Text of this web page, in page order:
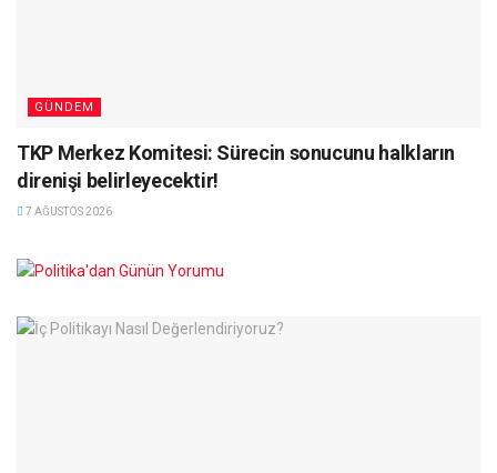
GÜNDEM
TKP Merkez Komitesi: Sürecin sonucunu halkların
direnişi belirleyecektir!
7 AĞUSTOS 2026